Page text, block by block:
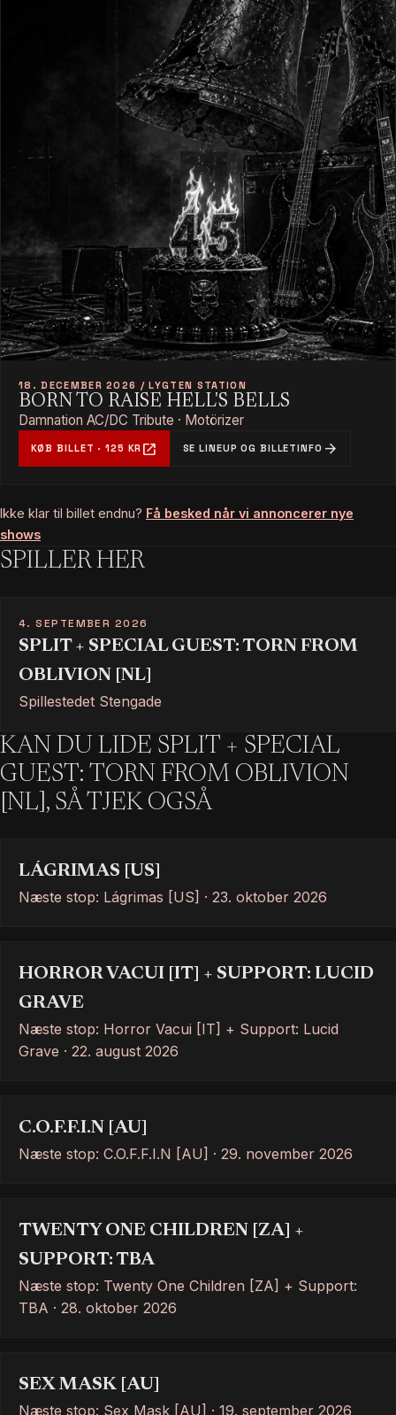
18. DECEMBER 2026 / LYGTEN STATION
BORN TO RAISE HELL'S BELLS
Damnation AC/DC Tribute · Motörizer
KØB BILLET · 125 KR open_in_new SE LINEUP OG BILLETINFO arrow_forward
Ikke klar til billet endnu? Få besked når vi annoncerer nye
shows
SPILLER HER
4. SEPTEMBER 2026
SPLIT + SPECIAL GUEST: TORN FROM
OBLIVION [NL]
Spillestedet Stengade
KAN DU LIDE SPLIT + SPECIAL
GUEST: TORN FROM OBLIVION
[NL], SÅ TJEK OGSÅ
LÁGRIMAS [US]
Næste stop: Lágrimas [US] · 23. oktober 2026
HORROR VACUI [IT] + SUPPORT: LUCID
GRAVE
Næste stop: Horror Vacui [IT] + Support: Lucid
Grave · 22. august 2026
C.O.F.F.I.N [AU]
Næste stop: C.O.F.F.I.N [AU] · 29. november 2026
TWENTY ONE CHILDREN [ZA] +
SUPPORT: TBA
Næste stop: Twenty One Children [ZA] + Support:
TBA · 28. oktober 2026
SEX MASK [AU]
Næste stop: Sex Mask [AU] · 19. september 2026